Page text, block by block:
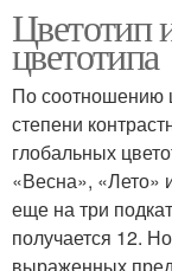
Цветотип
цветотипа
По соотношению
степени
глобальных
«Весна», «Лето»
еще на три
получается 12.